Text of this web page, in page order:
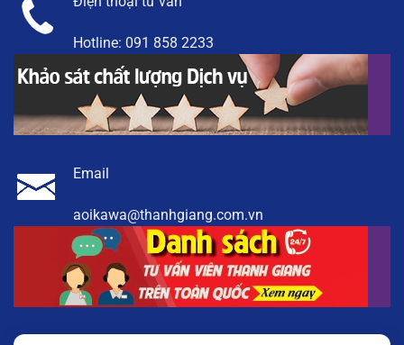
Hotline: 091 858 2233
Email
aoikawa@thanhgiang.com.vn